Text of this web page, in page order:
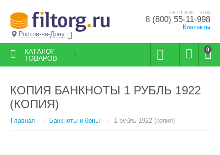
Ростов-на-Дону
ПН-ПТ 8.00 – 16.00
8 (800) 55-11-998
Контакты
0
КАТАЛОГ
ТОВАРОВ
КОПИЯ БАНКНОТЫ 1 РУБЛЬ 1922
(КОПИЯ)
Главная Банкноты и боны 1 рубль 1922 (копия)